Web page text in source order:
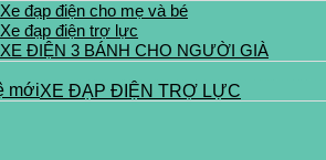
Xe đạp điện cho mẹ và bé
Xe đạp điện trợ lực
XE ĐIỆN 3 BÁNH CHO NGƯỜI GIÀ
XE ĐẠP ĐIỆN TRỢ LỰC